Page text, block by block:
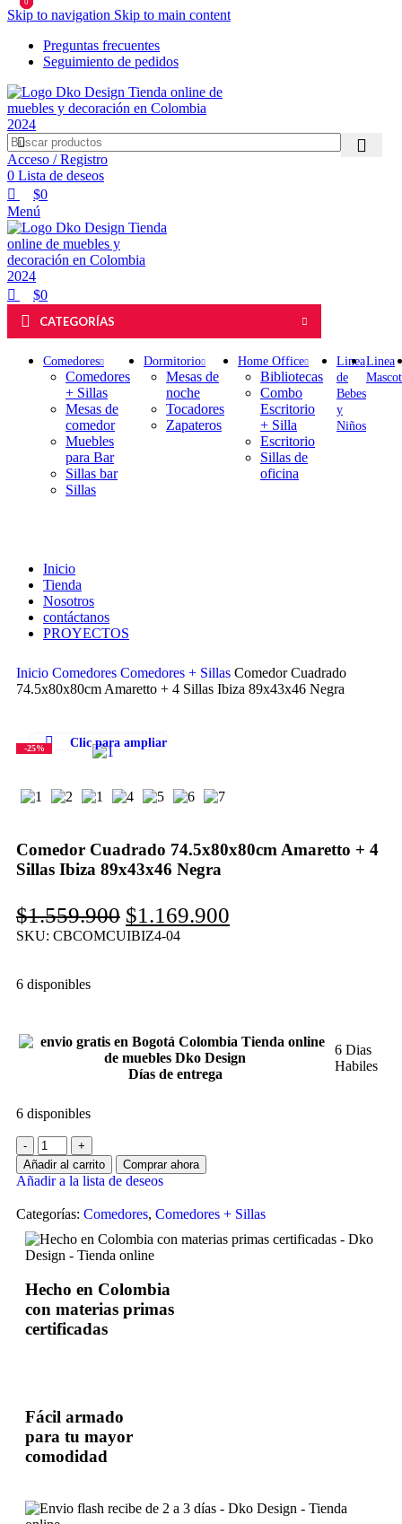
Skip to navigation Skip to main content
Preguntas frecuentes
Seguimiento de pedidos
Acceso / Registro
0 Lista de deseos
0
$0
Menú
0
$0
CATEGORÍAS
Comedores
Comedores
+ Sillas
Mesas de
comedor
Muebles
para Bar
Sillas bar
Sillas
Dormitorio
Mesas de
noche
Tocadores
Zapateros
Home Office
Bibliotecas
Combo
Escritorio
+ Silla
Escritorio
Sillas de
oficina
Linea
de
Bebes
y
Niños
Linea
Inicio
Tienda
Nosotros
contáctanos
PROYECTOS
Inicio Comedores Comedores + Sillas Comedor Cuadrado
74.5x80x80cm Amaretto + 4 Sillas Ibiza 89x43x46 Negra
-25% Clic para ampliar
Comedor Cuadrado 74.5x80x80cm Amaretto + 4
Sillas Ibiza 89x43x46 Negra
$1.559.900 $1.169.900
SKU: CBCOMCUIBIZ4-04
6 disponibles
Días de entrega
6 Dias
Habiles
6 disponibles
Añadir al carrito Comprar ahora
Añadir a la lista de deseos
Categorías: Comedores, Comedores + Sillas
Hecho en Colombia
con materias primas
certificadas
Fácil armado
para tu mayor
comodidad
0